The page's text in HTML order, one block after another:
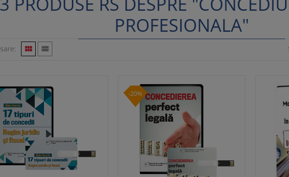
PROFESIONALA"
 
-20%